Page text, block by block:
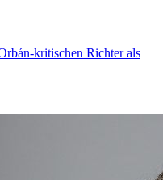
kritischen Richter als